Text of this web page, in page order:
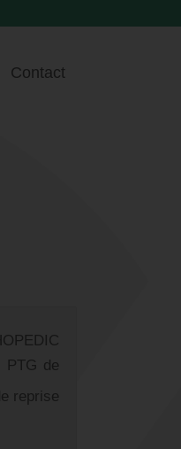
Contact
PTG de
reprise